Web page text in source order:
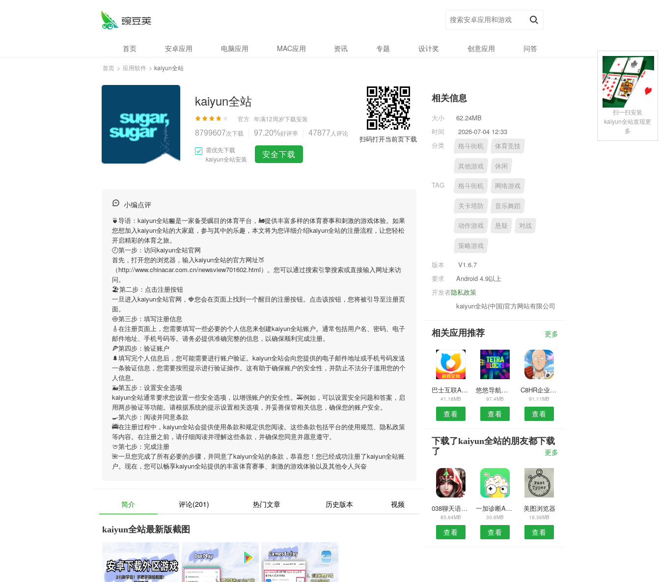
首页 安卓应用 电脑应用 MAC应用 资讯 专题 设计奖 创意应用 问答
首页 > 应用软件 > kaiyun全站
kaiyun全站
官方 年满12周岁下载安装
8799607次下载 97.20%好评率 47877 人评论
需优先下载
kaiyun全站安装
安全下载
扫码打开当前页下载
小编点评
🍵导语： kaiyun全站🏪是一家备受瞩目的体育平台，🚂提供丰富多样的体育赛事和刺激的游戏体验。如果
您想加入kaiyun全站的大家庭，参与其中的乐趣，本文将为您详细介绍kaiyun全站的注册流程，让您轻松
开启精彩的体育之旅。
🕗第一步：访问kaiyun全站官网
首先，打开您的浏览器，输入kaiyun全站的官方网址🍑
（http://www.chinacar.com.cn/newsview701602.html）。您可以通过搜索引擎搜索或直接输入网址来访
问。
🏖第二步：点击注册按钮
一旦进入kaiyun全站官网，🍓您会在页面上找到一个醒目的注册按钮。点击该按钮，您将被引导至注册页
面。
🍥第三步：填写注册信息
🎸在注册页面上，您需要填写一些必要的个人信息来创建kaiyun全站账户。通常包括用户名、密码、电子
邮件地址、手机号码等。请务必提供准确完整的信息，以确保顺利完成注册。
🍕第四步：验证账户
🌲填写完个人信息后，您可能需要进行账户验证。 kaiyun全站会向您提供的电子邮件地址或手机号码发送
一条验证信息，您需要按照提示进行验证操作。这有助于确保账户的安全性，并防止不法分子滥用您的个
人信息。
🐳第五步：设置安全选项
kaiyun全站通常要求您设置一些安全选项，以增强账户的安全性。🚕例如，可以设置安全问题和答案，启
用两步验证等功能。请根据系统的提示设置相关选项，并妥善保管相关信息，确保您的账户安全。
🍳第六步：阅读并同意条款
🚎在注册过程中， kaiyun全站会提供使用条款和规定供您阅读。这些条款包括平台的使用规范、隐私政策
等内容。在注册之前，请仔细阅读并理解这些条款，并确保您同意并愿意遵守。
🍈第七步：完成注册
🌺一旦您完成了所有必要的步骤，并同意了kaiyun全站的条款，恭喜您！您已经成功注册了kaiyun全站账
户。现在，您可以畅享kaiyun全站提供的丰富体育赛事、刺激的游戏体验以及其他令人兴奋
简介 评论(201) 热门文章 历史版本 视频
kaiyun全站最新版截图
相关信息
大小
62.24MB
时间
2026-07-04 12:33
分类
格斗街机 体育竞技
其他游戏 休闲
TAG 格斗街机 网络游戏
关卡塔防 音乐舞蹈
动作游戏 悬疑 对战
策略游戏
版本
V1.6.7
要求
Android 4.9以上
隐私政策
开发者
kaiyun全站(中国)官方网站有限公司
相关应用推荐 更多
巴士互联APP
41.18MB
查看
悠悠导航离线地图
97.4MB
查看
C8HR企业版APP
91.11MB
查看
下载了kaiyun全站的朋友都下载
了
更多
038聊天语音导出软件
85.64MB
查看
一加诊断APP
30.6MB
查看
美图浏览器
18.36MB
查看
扫一扫安装
kaiyun全站发现更
多